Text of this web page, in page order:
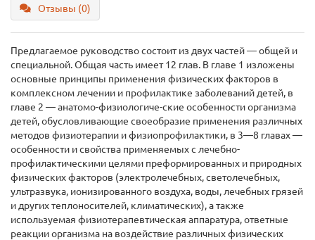
Отзывы (0)
Предлагаемое руководство состоит из двух частей — общей и
специальной. Общая часть имеет 12 глав. В главе 1 изложены
основные принципы применения физических факторов в
комплексном лечении и профилактике заболеваний детей, в
главе 2 — анатомо-физиологиче-ские особенности организма
детей, обусловливающие своеобразие применения различных
методов физиотерапии и физиопрофилактики, в 3—8 главах —
особенности и свойства применяемых с лечебно-
профилактическими целями преформированных и природных
физических факторов (электролечебных, светолечебных,
ультразвука, ионизированного воздуха, воды, лечебных грязей
и других теплоносителей, климатических), а также
используемая физиотерапевтическая аппаратура, ответные
реакции организма на воздействие различных физических